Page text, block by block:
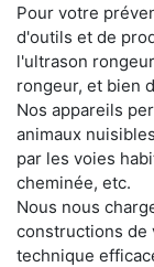
Pour votre
d'outils et de
l'ultrason
rongeur, et bien
Nos appareils
animaux
par les voies
cheminée, etc.
Nous nous
constructions de
technique